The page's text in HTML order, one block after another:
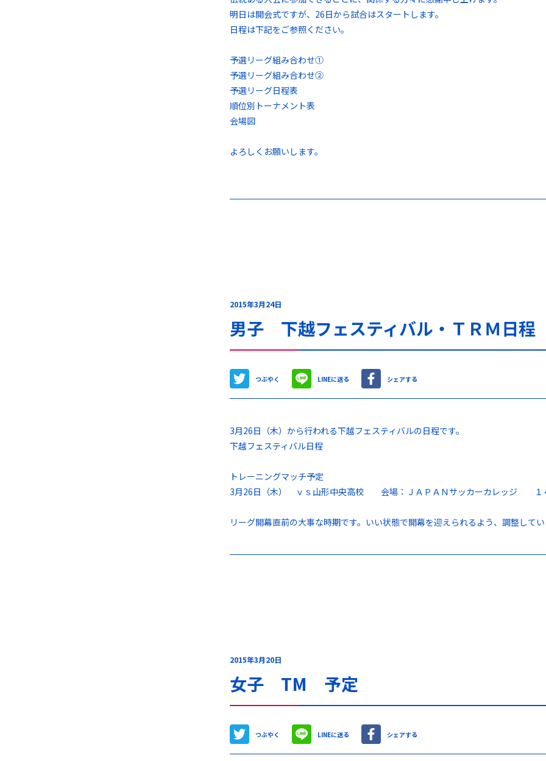
明日は開会式ですが、26日から試合はスタートします。
日程は下記をご参照ください。
予選リーグ組み合わせ①
予選リーグ組み合わせ②
予選リーグ日程表
順位別トーナメント表
会場図
よろしくお願いします。
2015年3月24日
男子 下越フェスティバル・ＴＲＭ日程
つぶやく LINEに送る シェアする
3月26日（木）から行われる下越フェスティバルの日程です。
下越フェスティバル日程
トレーニングマッチ予定
3月26日（木） ｖｓ山形中央高校 会場：ＪＡＰＡＮサッカーカレッジ １
リーグ開幕直前の大事な時期です。いい状態で開幕を迎えられるよう、調整してい
2015年3月20日
女子 TM 予定
つぶやく LINEに送る シェアする